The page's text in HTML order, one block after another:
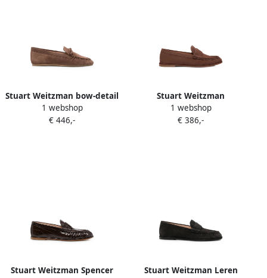
Stuart Weitzman bow-detail
suede loafers Bruin
1 webshop
€ 446,-
Stuart Weitzman
Veterschoenen met ronde
neus Bruin
1 webshop
€ 386,-
Stuart Weitzman Spencer
Stuart Weitzman Leren